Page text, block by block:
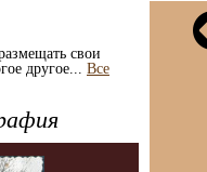
свои
другое... Все